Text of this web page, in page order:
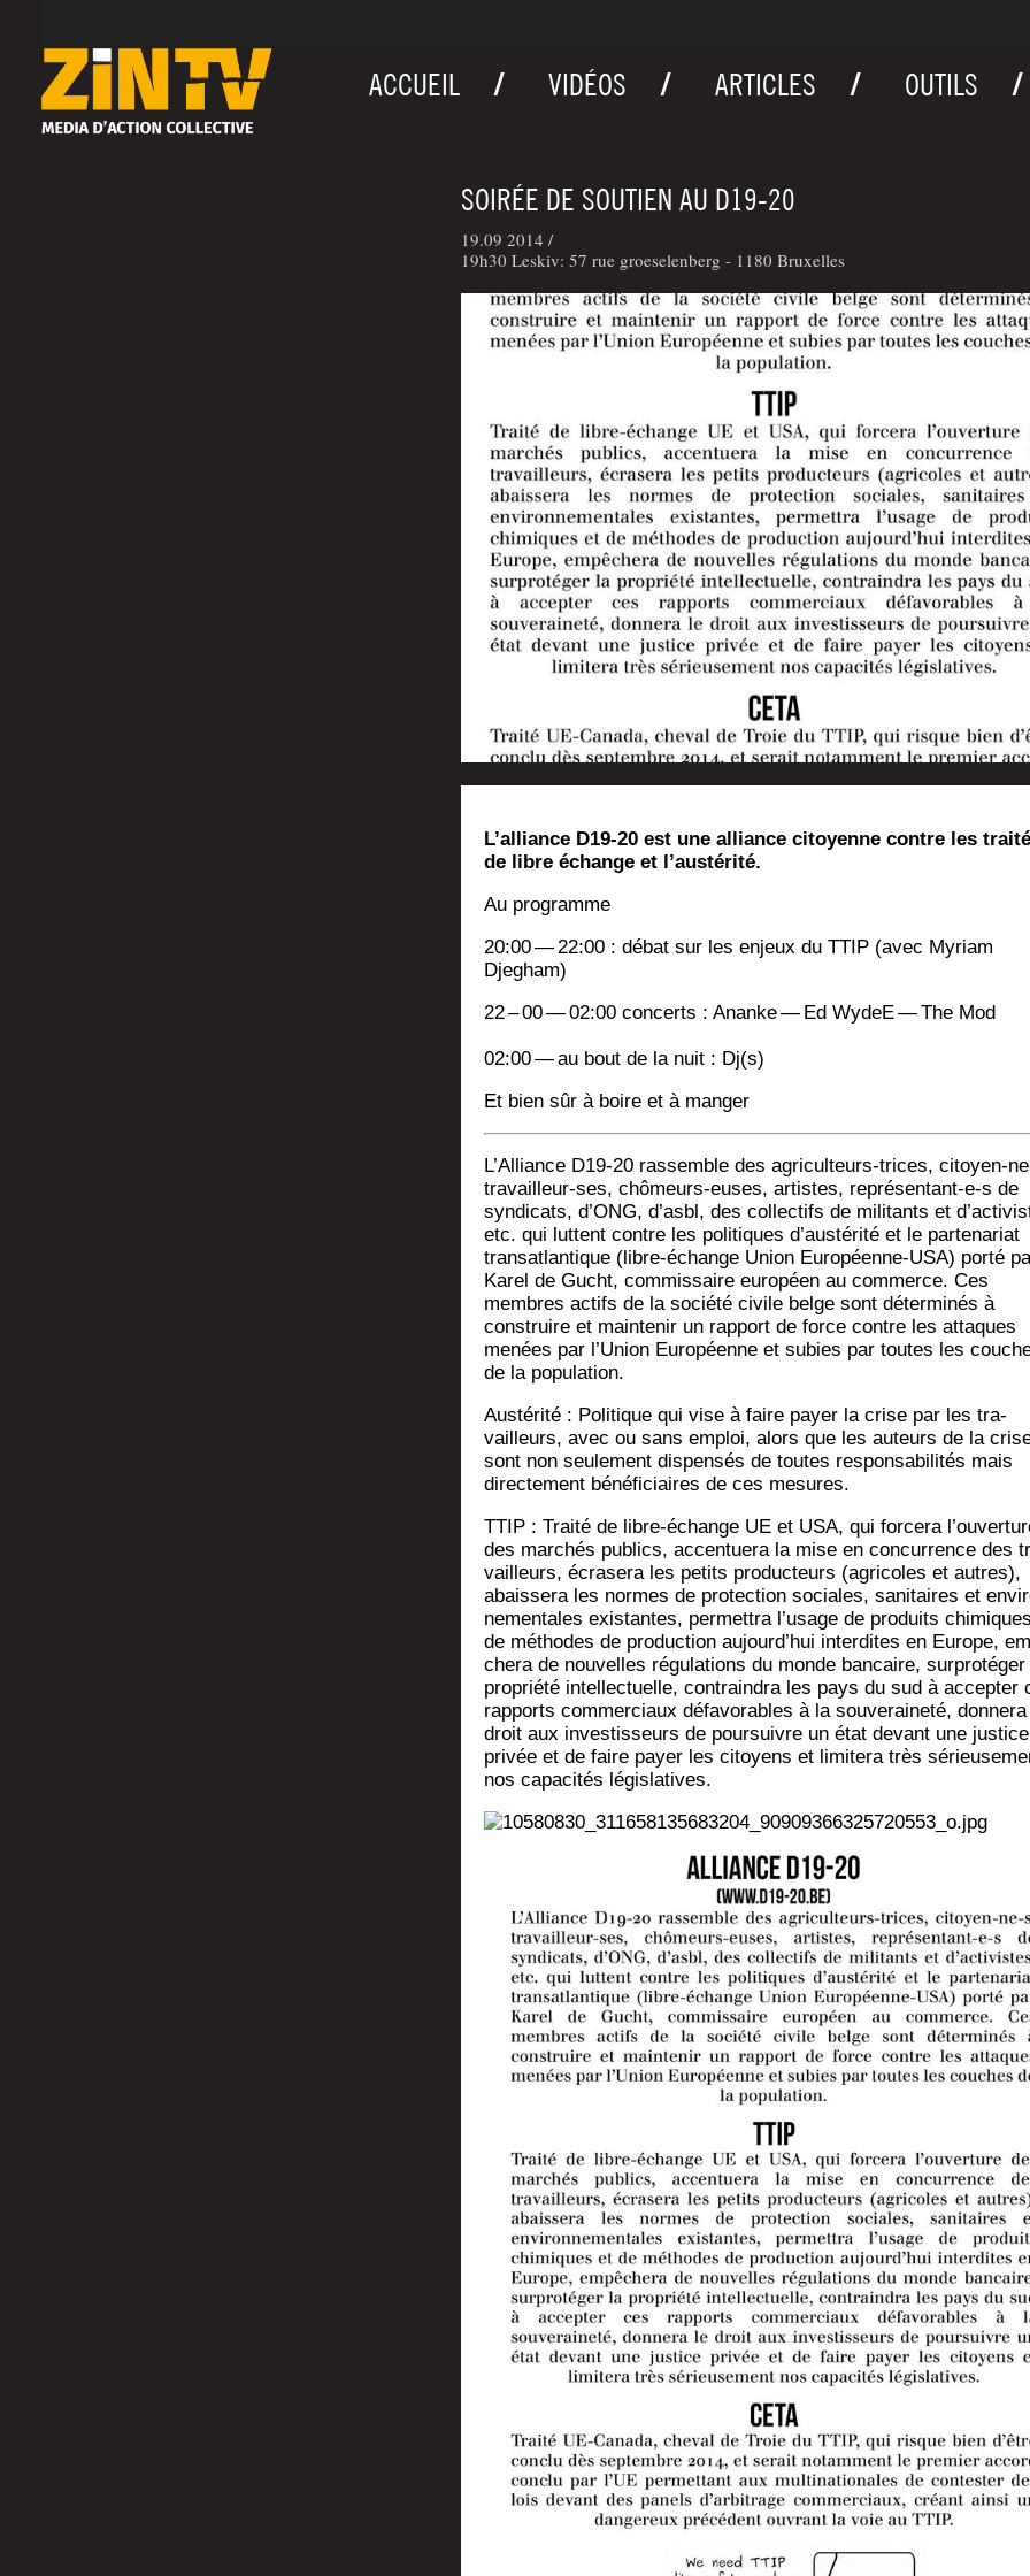
ACCUEIL VIDÉOS ARTICLES OUTILS
SOIRÉE DE SOUTIEN AU D19-20
19.09 2014 /
19h30 Leskiv: 57 rue groeselenberg - 1180 Bruxelles
L’al­liance D19-20 est une alliance citoyenne contre les
de libre échange et l’austérité.
Au pro­gramme
20:00 — 22:00 : débat sur les enjeux du TTIP (avec Myriam
Djegham)
22 – 00 — 02:00 concerts : Ananke — Ed WydeE — The Mod
02:00 — au bout de la nuit : Dj(s)
Et bien sûr à boire et à manger
L’Alliance D19-20 ras­semble des agri­cul­teurs-trices, citoyen-
tra­vailleur-ses, chô­meurs-euses, artistes, repré­sen­tant-e‑s de
syn­di­cats, d’ONG, d’asbl, des col­lec­tifs de mili­tants et
etc. qui luttent contre les poli­tiques d’austérité et le par­te­na­riat
trans­at­lan­tique (libre-échange Union Euro­péenne-USA) por­té
Karel de Gucht, com­mis­saire euro­péen au com­merce. Ces
membres actifs de la socié­té civile belge sont déter­mi­nés à
construire et main­te­nir un rap­port de force contre les attaques
menées par l’Union Euro­péenne et subies par toutes les
de la population.
Aus­té­ri­té : Poli­tique qui vise à faire payer la crise par les tra­
vailleurs, avec ou sans emploi, alors que les auteurs de la
sont non seule­ment dis­pen­sés de toutes res­pon­sa­bi­li­tés mais
direc­te­ment béné­fi­ciaires de ces mesures.
TTIP : Trai­té de libre-échange UE et USA, qui for­ce­ra
des mar­chés publics, accen­tue­ra la mise en concur­rence des
vailleurs, écra­se­ra les petits pro­duc­teurs (agri­coles et autres),
abais­se­ra les normes de pro­tec­tion sociales, sani­taires et
ne­men­tales exis­tantes, per­met­tra l’usage de pro­duits
de méthodes de pro­duc­tion aujourd’hui inter­dites en Europe,
che­ra de nou­velles régu­la­tions du monde ban­caire, sur­pro­té­ger
pro­prié­té intel­lec­tuelle, contrain­dra les pays du sud à accep­ter
rap­ports com­mer­ciaux défa­vo­rables à la sou­ve­rai­ne­té,
droit aux inves­tis­seurs de pour­suivre un état devant une jus­tice
pri­vée et de faire payer les citoyens et limi­te­ra très
nos capa­ci­tés législatives.